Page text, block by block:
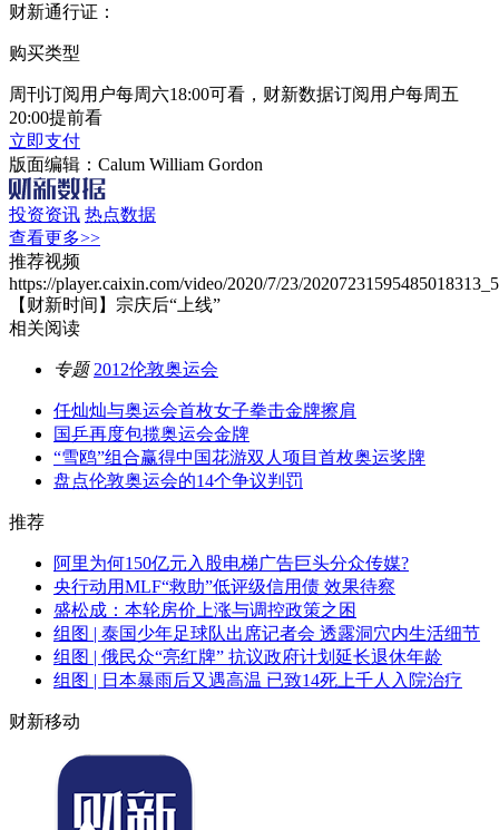
财新通行证：
购买类型
周刊订阅用户每周六18:00可看，财新数据订阅用户每周五
20:00提前看
立即支付
版面编辑：Calum William Gordon
投资资讯 热点数据
查看更多>>
推荐视频
https://player.caixin.com/video/2020/7/23/
【财新时间】宗庆后“上线”
相关阅读
专题 2012伦敦奥运会
任灿灿与奥运会首枚女子拳击金牌擦肩
国乒再度包揽奥运会金牌
“雪鸥”组合赢得中国花游双人项目首枚奥运奖牌
盘点伦敦奥运会的14个争议判罚
推荐
阿里为何150亿元入股电梯广告巨头分众传媒?
央行动用MLF“救助”低评级信用债 效果待察
盛松成：本轮房价上涨与调控政策之困
组图 | 泰国少年足球队出席记者会 透露洞穴内生活细节
组图 | 俄民众“亮红牌” 抗议政府计划延长退休年龄
组图 | 日本暴雨后又遇高温 已致14死上千人入院治疗
财新移动